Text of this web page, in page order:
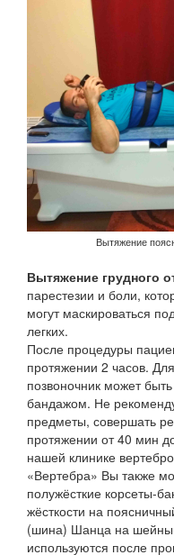
Вытяжение
Вытяжение грудного
парестезии и боли,
могут маскироваться
легких.
После процедуры
протяжении 2 часов.
позвоночник может
бандажом. Не
предметы, совершать
протяжении от 40 мин
нашей клинике
«Вертебра» Вы также
полужёсткие корсеты-
жёсткости на
(шина) Шанца на
используются после